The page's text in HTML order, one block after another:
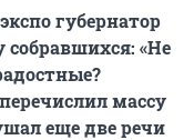
губернатор
«Не
массу
еще две речи